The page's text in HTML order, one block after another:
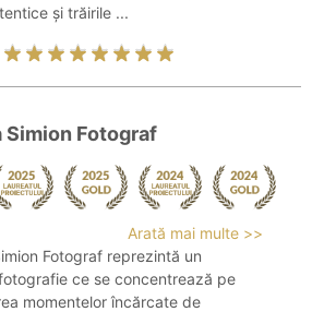
și trăirile ...
Simion Fotograf
Arată mai multe >>
Fotograf reprezintă un
ce se concentrează pe
momentelor încărcate de